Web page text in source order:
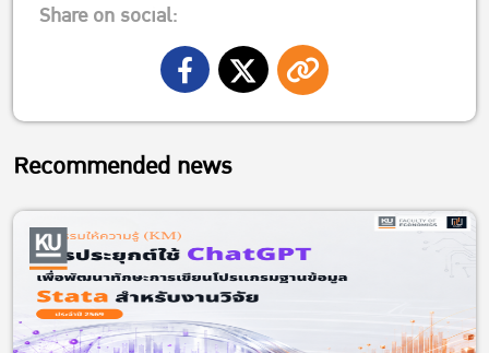
Share on social:
Recommended news